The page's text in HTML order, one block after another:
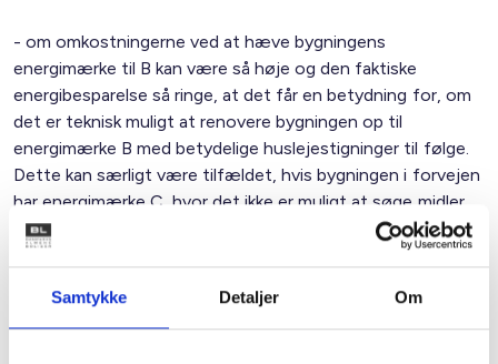
Samtykke Detaljer Om
- om omkostningerne ved at hæve bygningens
energimærke til B kan være så høje og den faktiske
energibesparelse så ringe, at det får en betydning for, om
det er teknisk muligt at renovere bygningen op til
energimærke B med betydelige huslejestigninger til følge.
Dette kan særligt være tilfældet, hvis bygningen i forvejen
har energimærke C, hvor det ikke er muligt at søge midler
fra Energirenoveringspuljen.
2030. Vil denne deadline rykke sig, eller vil det være en
anerkendt teknisk umulighed at renovere op til